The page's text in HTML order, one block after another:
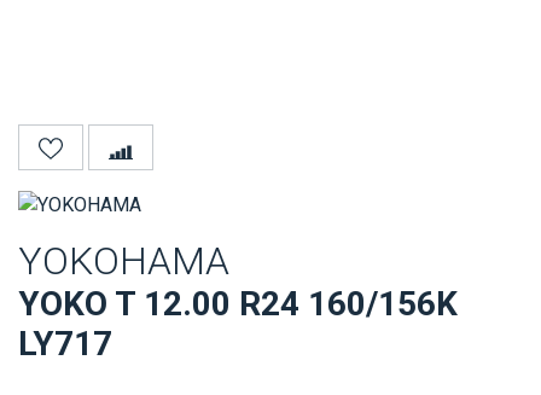
YOKOHAMA
YOKO T 12.00 R24 160/156K
LY717